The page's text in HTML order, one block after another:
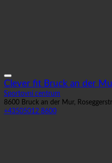
Clever fit Bruck an der
Sportovní centrum
8600 Bruck an der Mur,
+43505012 8600